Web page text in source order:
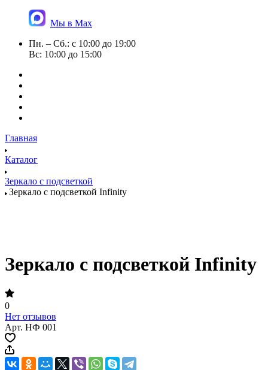
Мы в Max
Пн. – Сб.: с 10:00 до 19:00
Вс: 10:00 до 15:00
Главная
Каталог
Зеркало с подсветкой
Зеркало с подсветкой Infinity
Зеркало с подсветкой Infinity
0
Нет отзывов
Арт. НФ 001